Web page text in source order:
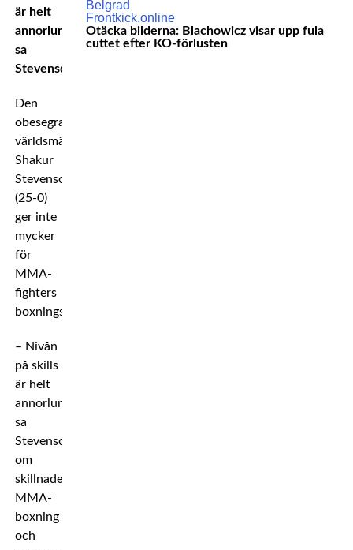
är helt
annorlunda,
sa
Stevenson.
Den
obesegrade
världsmästaren
Shakur
Stevenson
(25-0)
ger inte
mycker
för
MMA-
fighters
boxningskunskaper.
– Nivån
på skills
är helt
annorlunda,
sa
Stevenson
om
skillnaden
MMA-
boxning
och
Otäcka bilderna: Blachowicz visar upp fula
cuttet efter KO-förlusten